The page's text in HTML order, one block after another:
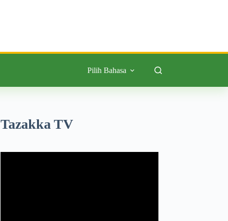
Pilih Bahasa
Tazakka TV